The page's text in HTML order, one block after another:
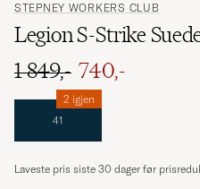
STEPNEY WORKERS CLUB
Legion S-Strike
1 849,- 740,-
41
2 igjen
Laveste pris siste 30 dager før